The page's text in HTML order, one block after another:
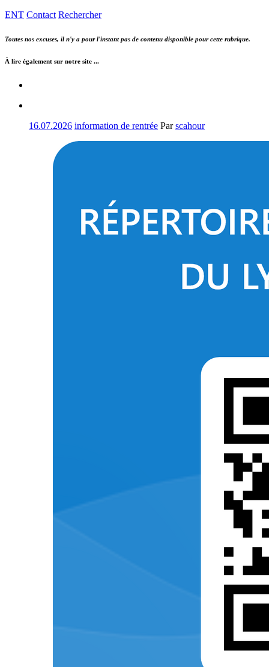
ENT Contact Rechercher
Toutes nos excuses, il n'y a pour l'instant pas de contenu disponible pour cette rubrique.
À lire également sur notre site ...
16.07.2026 information de rentrée Parscahour